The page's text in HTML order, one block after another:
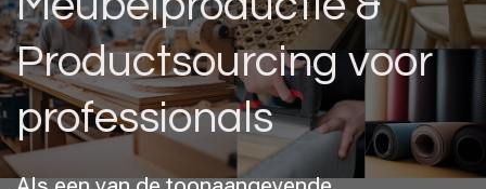
Complete
meubeloplossingen
voor elke ruimte